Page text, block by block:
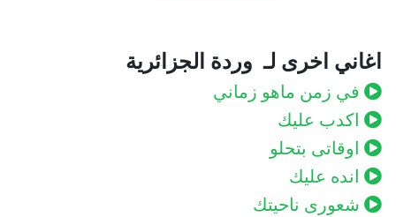
اغاني اخرى لـ وردة الجزائرية
في زمن ماهو زماني
اكدب عليك
اوقاتى بتحلو
انده عليك
شعورى ناحيتك